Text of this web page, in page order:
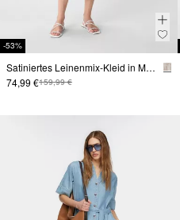
-53%
Satiniertes Leinenmix-Kleid in Midilänge
74,99 €159,99 €